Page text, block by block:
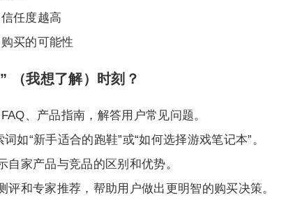
任度越高
买的可能性
（我想了解）时刻？
、产品指南，解答用户常见问题。
“新手适合的跑鞋”或“如何选择游戏笔记本”。
家产品与竞品的区别和优势。
和专家推荐，帮助用户做出更明智的购买决策。